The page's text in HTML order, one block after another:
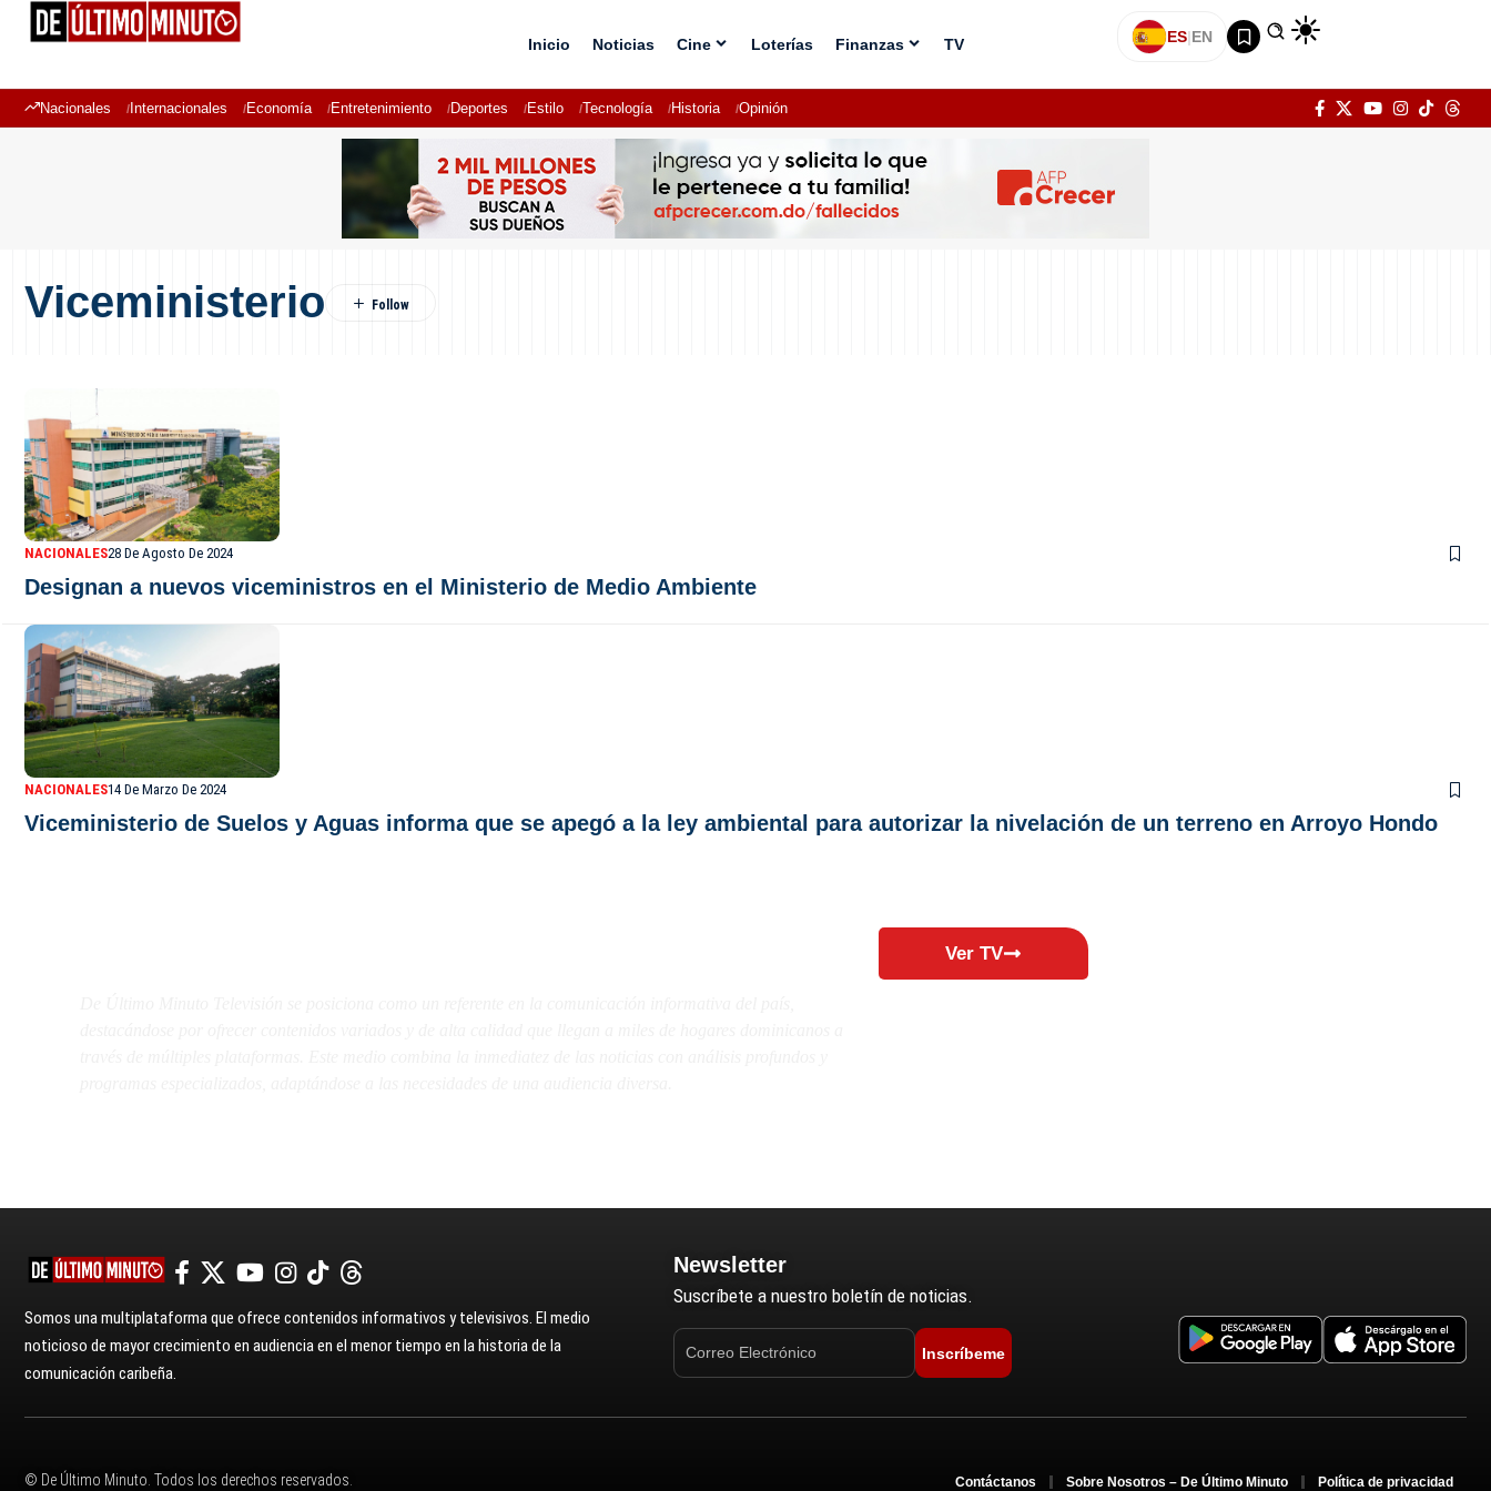
Inicio Noticias Cine Loterías Finanzas TV ES|EN
Nacionales Internacionales Economía Entretenimiento Deportes Estilo Tecnología Historia Opinión
Viceministerio
NACIONALES28 De Agosto De 2024
Designan a nuevos viceministros en el Ministerio de Medio Ambiente
NACIONALES14 De Marzo De 2024
Viceministerio de Suelos y Aguas informa que se apegó a la ley ambiental para autorizar la nivelación de un terreno en Arroyo Hondo
Ver TV
Somos una multiplataforma que ofrece contenidos informativos y televisivos. El medio
noticioso de mayor crecimiento en audiencia en el menor tiempo en la historia de la
comunicación caribeña.
Newsletter
Suscríbete a nuestro boletín de noticias.
Inscríbeme
© De Último Minuto. Todos los derechos reservados. Contáctanos Sobre Nosotros – De Último Minuto Política de privacidad